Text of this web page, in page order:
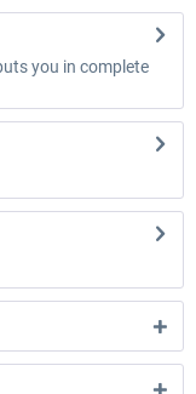
you in complete